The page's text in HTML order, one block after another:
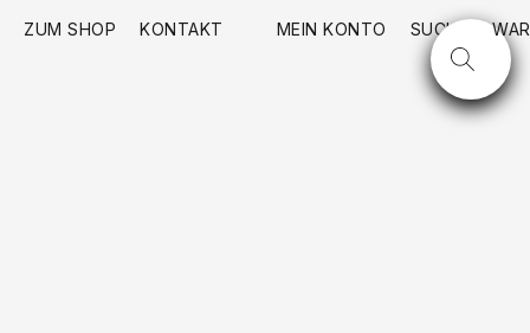
ZUM SHOP KONTAKT MEIN KONTO SUCHE